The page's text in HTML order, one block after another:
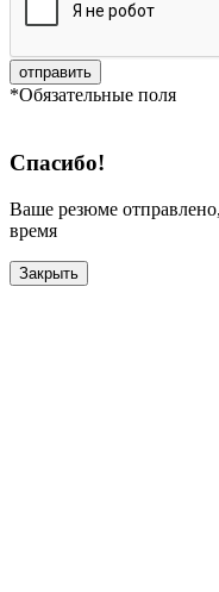
отправить
*Обязательные поля
Спасибо!
Ваше резюме
время
Закрыть